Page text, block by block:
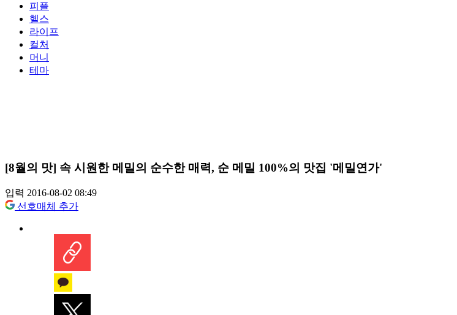
피플
헬스
라이프
컬처
머니
테마
[8월의 맛] 속 시원한 메밀의 순수한 매력, 순 메밀 100%의 맛집 '메밀연가'
입력 2016-08-02 08:49
선호매체 추가